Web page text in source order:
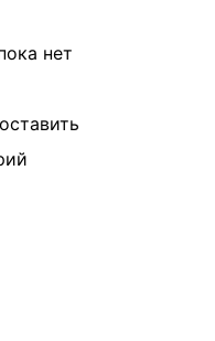
нет